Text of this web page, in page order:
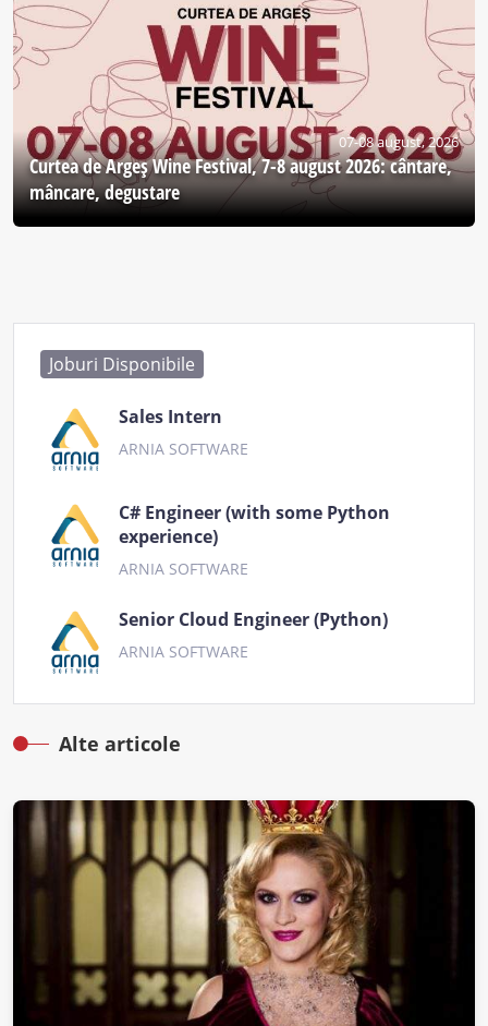
07-08 august, 2026
Curtea de Argeş Wine Festival, 7-8 august 2026: cântare,
mâncare, degustare
Joburi Disponibile
Sales Intern
ARNIA SOFTWARE
C# Engineer (with some Python
experience)
ARNIA SOFTWARE
Senior Cloud Engineer (Python)
ARNIA SOFTWARE
Alte articole